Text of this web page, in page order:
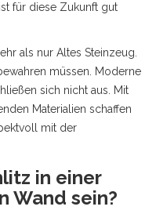
für diese Zukunft gut
als nur Altes Steinzeug.
müssen. Moderne
sich nicht aus. Mit
Materialien schaffen
mit der
in einer
Wand sein?